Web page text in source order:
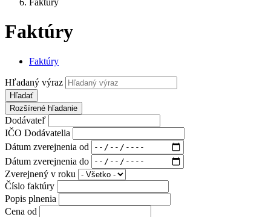
Faktúry
Faktúry
Faktúry
Hľadaný výraz
Hľadať
Rozšírené hľadanie
Dodávateľ
IČO Dodávatelia
Dátum zverejnenia od
Dátum zverejnenia do
Zverejnený v roku
Číslo faktúry
Popis plnenia
Cena od